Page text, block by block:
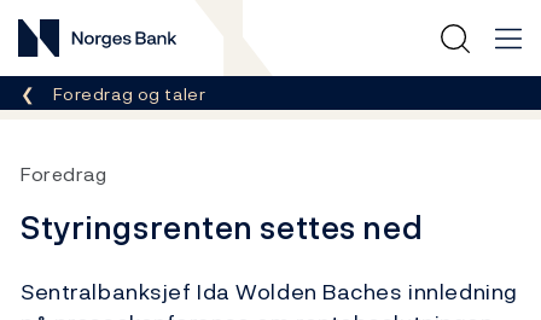
Norges Bank
Her er du nå:
Foredrag og taler
Foredrag
Styringsrenten settes ned
Sentralbanksjef Ida Wolden Baches innledning